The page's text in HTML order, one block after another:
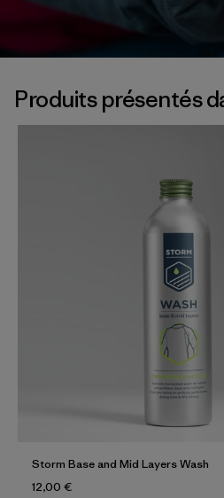
Produits présentés
Storm Base and Mid Layers Wash
12,00 €